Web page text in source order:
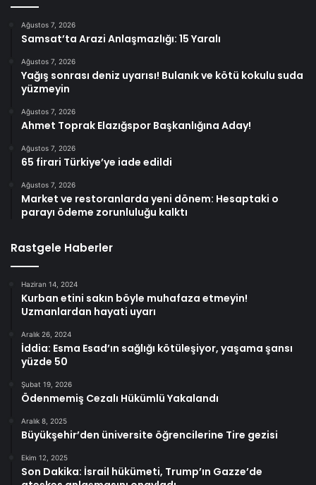
Ağustos 7, 2026
Samsat’ta Arazi Anlaşmazlığı: 15 Yaralı
Ağustos 7, 2026
Yağış sonrası deniz uyarısı! Bulanık ve kötü kokulu suda
yüzmeyin
Ağustos 7, 2026
Ahmet Toprak Elazığspor Başkanlığına Aday!
Ağustos 7, 2026
65 firari Türkiye’ye iade edildi
Ağustos 7, 2026
Market ve restoranlarda yeni dönem: Hesaptaki o
parayı ödeme zorunluluğu kalktı
Rastgele Haberler
Haziran 14, 2024
Kurban etini sakın böyle muhafaza etmeyin!
Uzmanlardan hayati uyarı
Aralık 26, 2024
İddia: Esma Esad’ın sağlığı kötüleşiyor, yaşama şansı
yüzde 50
Şubat 19, 2026
Ödenmemiş Cezalı Hükümlü Yakalandı
Aralık 8, 2025
Büyükşehir’den üniversite öğrencilerine Tire gezisi
Ekim 12, 2025
Son Dakika: İsrail hükümeti, Trump’ın Gazze’de